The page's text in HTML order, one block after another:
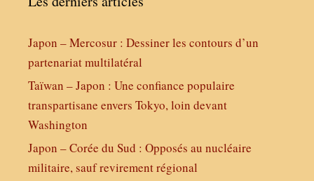
Japon – Mercosur : Dessiner les contours d’un
partenariat multilatéral
Taïwan – Japon : Une confiance populaire
transpartisane envers Tokyo, loin devant
Washington
Japon – Corée du Sud : Opposés au nucléaire
militaire, sauf revirement régional